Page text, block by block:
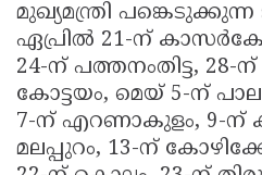
മുഖ്യമന്ത്രി
ഏപ്രിൽ 21-ന്
24-ന് പത്തനംതിട്ട, 28-
കോട്ടയം, മെയ് 5-ന്
7-ന് എറണാകുളം, 9-ന്
മലപ്പുറം, 13-ന്